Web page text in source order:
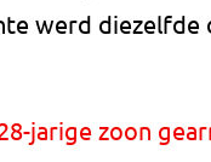
werd diezelfde
jarige zoon